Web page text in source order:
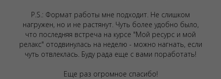
P.S.: Формат работы мне подходит. Не слишком
нагружен, но и не растянут. Чуть более удобно было,
что последняя встреча на курсе "Мой ресурс и мой
релакс" отодвинулась на неделю - можно нагнать, если
чуть отвлеклась. Буду рада еще с вами поработать!
Еще раз огромное спасибо!